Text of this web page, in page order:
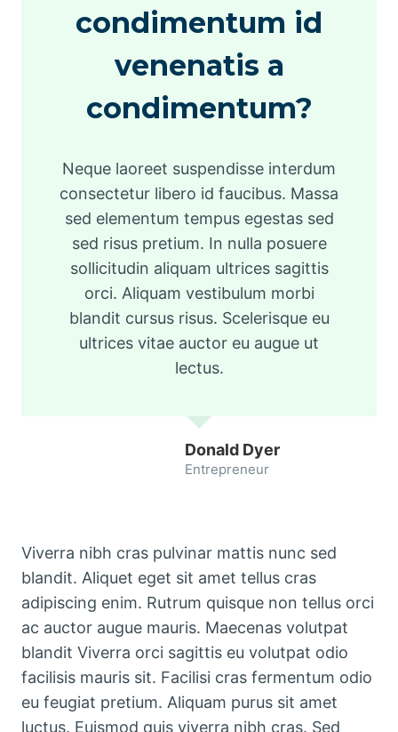
condimentum id
venenatis a
condimentum?
Neque laoreet suspendisse interdum
consectetur libero id faucibus. Massa
sed elementum tempus egestas sed
sed risus pretium. In nulla posuere
sollicitudin aliquam ultrices sagittis
orci. Aliquam vestibulum morbi
blandit cursus risus. Scelerisque eu
ultrices vitae auctor eu augue ut
lectus.
Donald Dyer
Entrepreneur
Viverra nibh cras pulvinar mattis nunc sed
blandit. Aliquet eget sit amet tellus cras
adipiscing enim. Rutrum quisque non tellus orci
ac auctor augue mauris. Maecenas volutpat
blandit Viverra orci sagittis eu volutpat odio
facilisis mauris sit. Facilisi cras fermentum odio
eu feugiat pretium. Aliquam purus sit amet
luctus. Euismod quis viverra nibh cras. Sed